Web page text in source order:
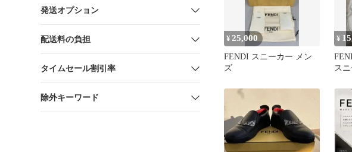
発送オプション
配送料の負担
タイムセール割引率
除外キーワード
¥ 25,000
FENDI スニーカー メン
ズ
¥
ス